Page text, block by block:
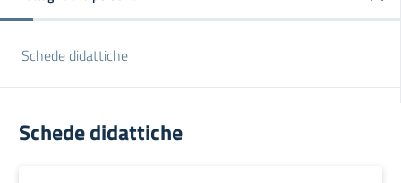
Schede didattiche
Schede didattiche